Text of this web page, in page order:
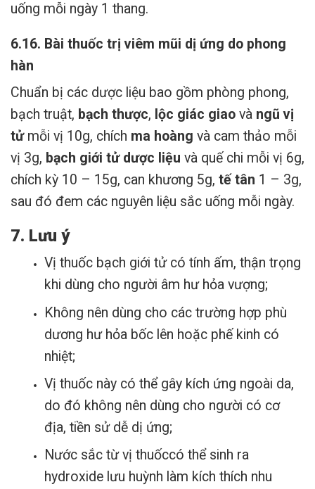
uống mỗi ngày 1 thang.
6.16. Bài thuốc trị viêm mũi dị ứng do phong
hàn
Chuẩn bị các dược liệu bao gồm phòng phong,
bạch truật, bạch thược, lộc giác giao và ngũ vị
tửmỗi vị 10g, chích ma hoàng và cam thảo mỗi
vị 3g, bạch giới tử dược liệu và quế chi mỗi vị 6g,
chích kỳ 10 – 15g, can khương 5g, tế tân 1 – 3g,
sau đó đem các nguyên liệu sắc uống mỗi ngày.
7. Lưu ý
Vị thuốc bạch giới tử có tính ấm, thận trọng
khi dùng cho người âm hư hỏa vượng;
Không nên dùng cho các trường hợp phù
dương hư hỏa bốc lên hoặc phế kinh có
nhiệt;
Vị thuốc này có thể gây kích ứng ngoài da,
do đó không nên dùng cho người có cơ
địa, tiền sử dễ dị ứng;
Nước sắc từ vị thuốccó thể sinh ra
hydroxide lưu huỳnh làm kích thích nhu